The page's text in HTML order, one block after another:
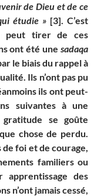
de Dieu et de ce
étudie » [3] . C’est
peut tirer de ces
ont été une sadaqa
le biais du rappel à
Ils n’ont pas pu
ils ont peut-
suivantes à une
se goûte
chose de perdu.
foi et de courage,
familiers ou
des
n’ont jamais cessé,